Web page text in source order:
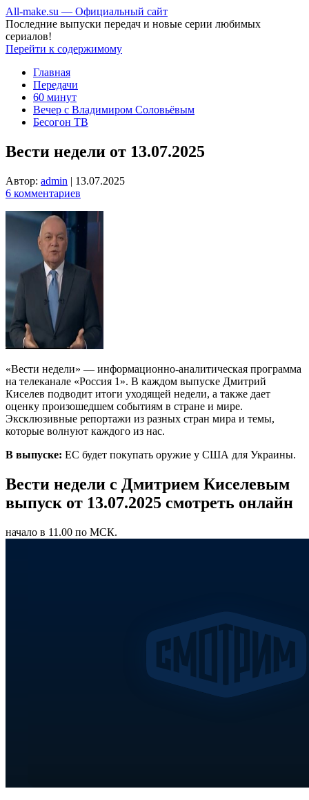
All-make.su — Официальный сайт
Последние выпуски передач и новые серии любимых
сериалов!
Перейти к содержимому
Главная
Передачи
60 минут
Вечер с Владимиром Соловьёвым
Бесогон ТВ
Вести недели от 13.07.2025
Автор: admin | 13.07.2025
6 комментариев
«Вести недели» — информационно-аналитическая программа
на телеканале «Россия 1». В каждом выпуске Дмитрий
Киселев подводит итоги уходящей недели, а также дает
оценку произошедшем событиям в стране и мире.
Эксклюзивные репортажи из разных стран мира и темы,
которые волнуют каждого из нас.
В выпуске: ЕС будет покупать оружие у США для Украины.
Вести недели с Дмитрием Киселевым
выпуск от 13.07.2025 смотреть онлайн
начало в 11.00 по МСК.